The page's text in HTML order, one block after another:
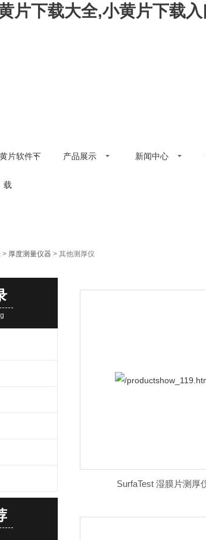
片下载大全,小黄片下载
片软件下
载
产品展示 新闻中心
> 厚度测量仪器 > 其他测厚仪
SurfaTest 湿膜片测厚